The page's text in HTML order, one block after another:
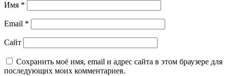
Имя *
Email *
Сайт
Сохранить моё имя, email и адрес сайта в этом браузере для
последующих моих комментариев.